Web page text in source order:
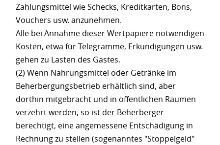
Zahlungsmittel wie Schecks, Kreditkarten, Bons,
Vouchers usw. anzunehmen.
Alle bei Annahme dieser Wertpapiere notwendigen
Kosten, etwa für Telegramme, Erkundigungen usw.
gehen zu Lasten des Gastes.
(2) Wenn Nahrungsmittel oder Getränke im
Beherbergungsbetrieb erhältlich sind, aber
dorthin mitgebracht und in öffentlichen Räumen
verzehrt werden, so ist der Beherberger
berechtigt, eine angemessene Entschädigung in
Rechnung zu stellen (sogenanntes "Stoppelgeld"